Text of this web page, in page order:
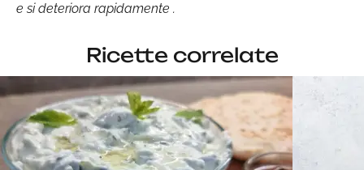
e si deteriora rapidamente .
Ricette correlate